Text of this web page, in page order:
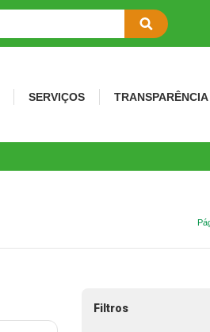
SERVIÇOS TRANSPARÊNCIA
Filtros